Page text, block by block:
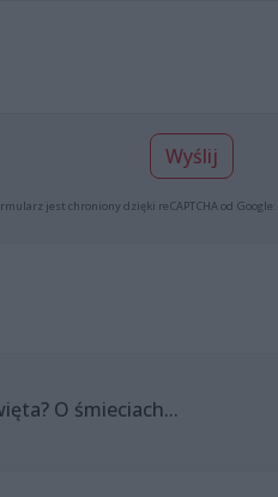
Wyślij
jest chroniony dzięki reCAPTCHA od Google:
O śmieciach...